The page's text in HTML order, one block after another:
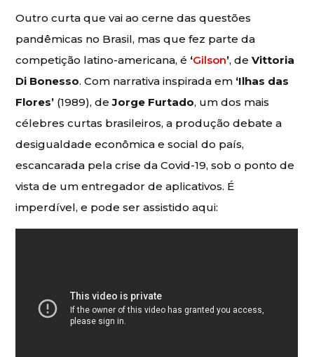
Outro curta que vai ao cerne das questões
pandêmicas no Brasil, mas que fez parte da
competição latino-americana, é ‘Gilson’, deVittoria
Di Bonesso. Com narrativa inspirada em ‘Ilhas das
Flores’ (1989), deJorge Furtado, um dos mais
célebres curtas brasileiros, a produção debate a
desigualdade econômica e social do país,
escancarada pela crise da Covid-19, sob o ponto de
vista de um entregador de aplicativos. É
imperdível, e pode ser assistido aqui: